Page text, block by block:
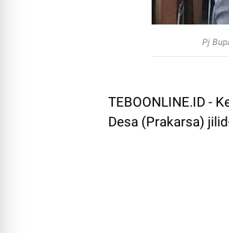
Pj
TEBOONLINE.ID -
Desa (Prakarsa)